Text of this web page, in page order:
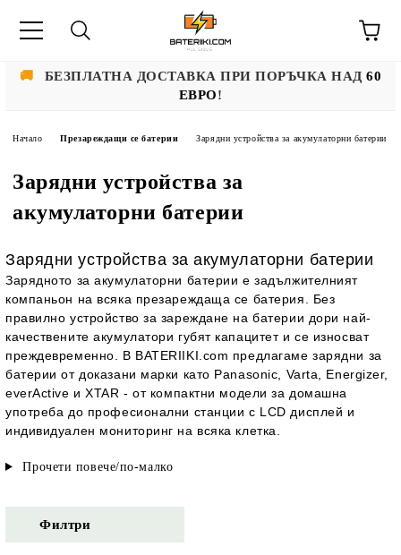
🚚 БЕЗПЛАТНА ДОСТАВКА ПРИ ПОРЪЧКА НАД60
ЕВРО!
Начало Презареждащи се батерии Зарядни устройства за акумулаторни батерии
Зарядни устройства за
акумулаторни батерии
Зарядни устройства за акумулаторни батерии
Зарядното за акумулаторни батерии е задължителният
компаньон на всяка презареждаща се батерия. Без
правилно устройство за зареждане на батерии дори най-
качествените акумулатори губят капацитет и се износват
преждевременно. В BATERIIKI.com предлагаме зарядни за
батерии от доказани марки като Panasonic, Varta, Energizer,
everActive и XTAR - от компактни модели за домашна
употреба до професионални станции с LCD дисплей и
индивидуален мониторинг на всяка клетка.
Прочети повече/по-малко
Филтри